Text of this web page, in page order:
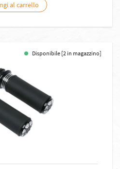
al carrello
Disponibile [2 in magazzino]